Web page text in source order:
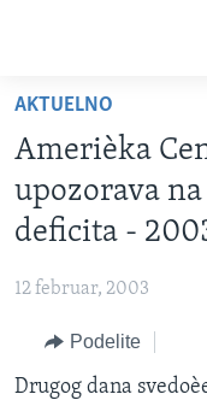
glavni
sadržaj
na
glavnu
Idi
pretragu
NASLOVNA
AMERIKA
GLOBALNE TEME
EKONOMIJA
NAUKA I
TV PROGRAM
IZ AMERIKE
Learning English
PRATITE NAS
AKTUELNO
Amerièka
upozorava
deficita -
12 februar, 2003
Podelite
Drugog dana